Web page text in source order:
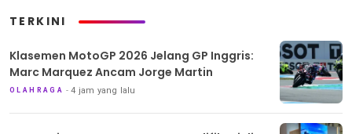
TERKINI
Klasemen MotoGP 2026 Jelang GP Inggris:
Marc Marquez Ancam Jorge Martin
OLAHRAGA 4 jam yang lalu